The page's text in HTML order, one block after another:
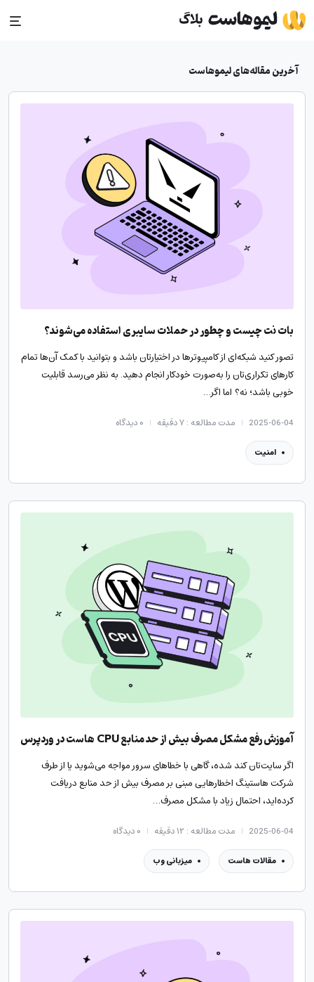
Skip
to
آخرین مقاله‌های لیموهاست
بات نت چیست و چطور در حملات سایبری استفاده می‌شوند؟
تصور کنید شبکه‌ای از کامپیوترها در اختیارتان باشد و بتوانید با کمک آن‌ها تمام
کارهای تکراری‌تان را به‌صورت خودکار انجام دهید. به نظر می‌رسد قابلیت
خوبی باشد؛ نه؟ اما اگر…
2025-06-04 مدت مطالعه : ۷ دقیقه ۰دیدگاه
امنیت
آموزش رفع مشکل مصرف بیش از حد منابع CPU هاست در وردپرس
اگر سایت‌تان کند شده، گاهی با خطاهای سرور مواجه می‌شوید یا از طرف
شرکت هاستینگ اخطارهایی مبنی بر مصرف بیش از حد منابع دریافت
کرده‌اید، احتمال زیاد با مشکل مصرف…
2025-06-04 مدت مطالعه : ۱۲ دقیقه ۰دیدگاه
مقالات هاست میزبانی وب